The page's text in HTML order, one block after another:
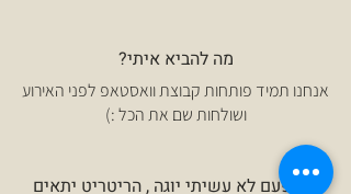
מה להביא איתי?
אנחנו תמיד פותחות קבוצת וואסטאפ לפני האירוע
ושולחות שם את הכל :)
אף פעם לא עשיתי יוגה , הריטריט יתאים